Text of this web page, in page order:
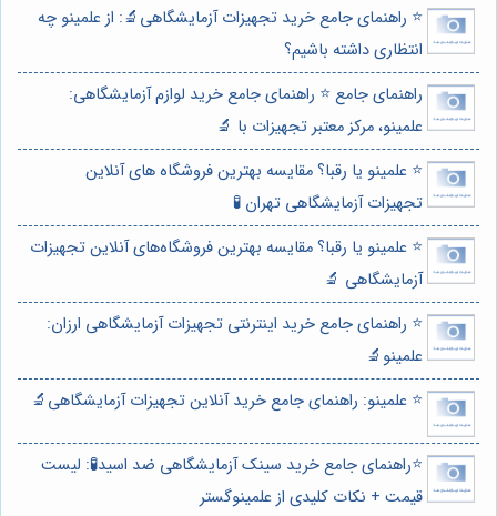
⭐️ راهنمای جامع خرید تجهیزات آزمایشگاهی🔬: از علمینو چه
انتظاری داشته باشیم؟
راهنمای جامع ⭐️ راهنمای جامع خرید لوازم آزمایشگاهی:
علمینو، مرکز معتبر تجهیزات با 🔬
⭐️ علمینو یا رقبا؟ مقایسه بهترین فروشگاه های آنلاین
تجهیزات آزمایشگاهی تهران 🧪
⭐️ علمینو یا رقبا؟ مقایسه بهترین فروشگاه‌های آنلاین تجهیزات
آزمایشگاهی 🔬
⭐️ راهنمای جامع خرید اینترنتی تجهیزات آزمایشگاهی ارزان:
علمینو🔬
⭐️ علمینو: راهنمای جامع خرید آنلاین تجهیزات آزمایشگاهی🔬
⭐️راهنمای جامع خرید سینک آزمایشگاهی ضد اسید🧪: لیست
قیمت + نکات کلیدی از علمینوگستر